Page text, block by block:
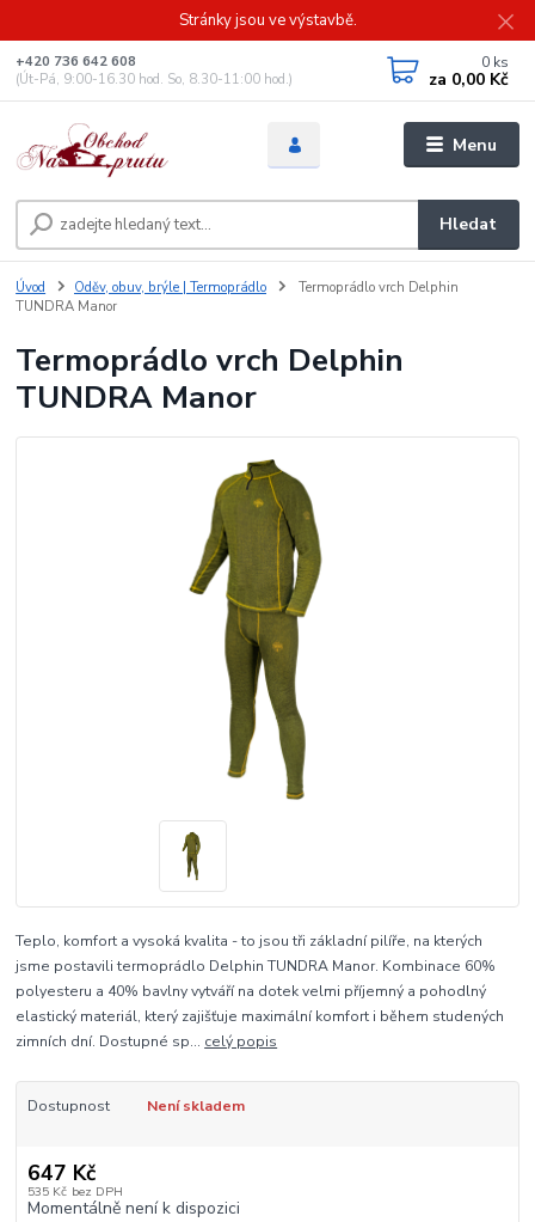
Stránky jsou ve výstavbě.
Menu
Hledat
+420 736 642 608
(Út-Pá, 9:00-16.30 hod. So, 8.30-11:00 hod.)
0 ks
za 0,00 Kč
Úvod Oděv, obuv, brýle | Termoprádlo
Termoprádlo vrch Delphin
TUNDRA Manor
Termoprádlo vrch Delphin
TUNDRA Manor
Teplo, komfort a vysoká kvalita - to jsou tři základní pilíře, na kterých
jsme postavili termoprádlo Delphin TUNDRA Manor. Kombinace 60%
polyesteru a 40% bavlny vytváří na dotek velmi příjemný a pohodlný
elastický materiál, který zajišťuje maximální komfort i během studených
zimních dní. Dostupné sp... celý popis
Dostupnost Není skladem
647 Kč
535 Kč bez DPH
Momentálně není k dispozici